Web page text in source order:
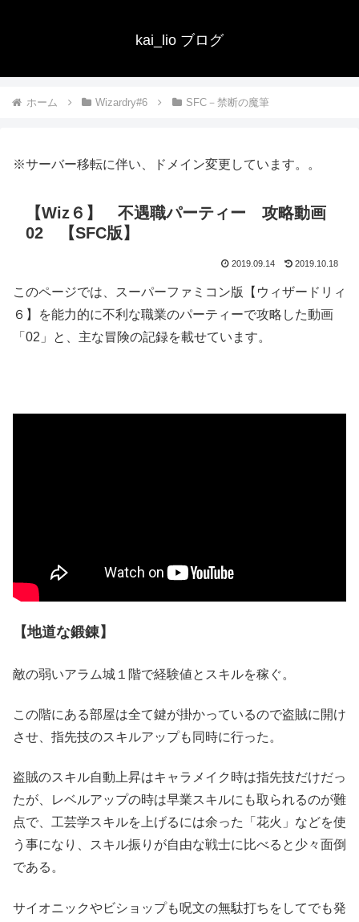
kai_lio ブログ
ホーム Wizardry#6 SFC－禁断の魔筆
※サーバー移転に伴い、ドメイン変更しています。。
【Wiz６】 不遇職パーティー 攻略動画
02 【SFC版】
2019.09.14 2019.10.18
このページでは、スーパーファミコン版【ウィザードリィ
６】を能力的に不利な職業のパーティーで攻略した動画
「02」と、主な冒険の記録を載せています。
【地道な鍛錬】
敵の弱いアラム城１階で経験値とスキルを稼ぐ。
この階にある部屋は全て鍵が掛かっているので盗賊に開け
させ、指先技のスキルアップも同時に行った。
盗賊のスキル自動上昇はキャラメイク時は指先技だけだっ
たが、レベルアップの時は早業スキルにも取られるのが難
点で、工芸学スキルを上げるには余った「花火」などを使
う事になり、スキル振りが自由な戦士に比べると少々面倒
である。
サイオニックやビショップも呪文の無駄打ちをしてでも発